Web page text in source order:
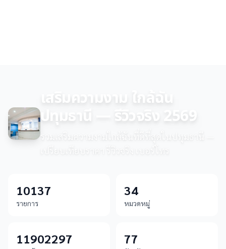
เสริมความงาม ใกล้ฉัน
ปทุมธานี — รีวิวจริง 2569
รวมเสริมความงามใกล้ฉันที่ดีที่สุดในปทุมธานี —
เปรียบเทียบราคา รีวิวจริง เบอร์โทร
10137
รายการ
34
หมวดหมู่
11902297 77